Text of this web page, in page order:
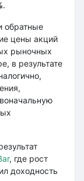
.
обратные
цены акций
рыночных
в результате
, где рост
доходность